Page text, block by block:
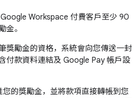
Workspace 付費客戶至少 90
金。
獎勵金的資格，系統會向您傳送一封
付款資料連結及 Google Pay 帳戶設
的獎勵金，並將款項直接轉帳到您